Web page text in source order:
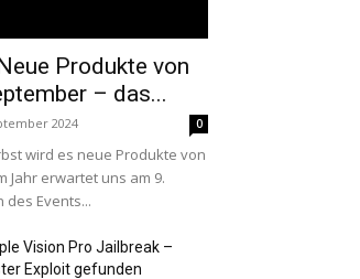
Produkte von
– das...
2024 0
wird es neue Produkte von
Jahr erwartet uns am 9.
des Events...
Vision Pro Jailbreak –
Exploit gefunden